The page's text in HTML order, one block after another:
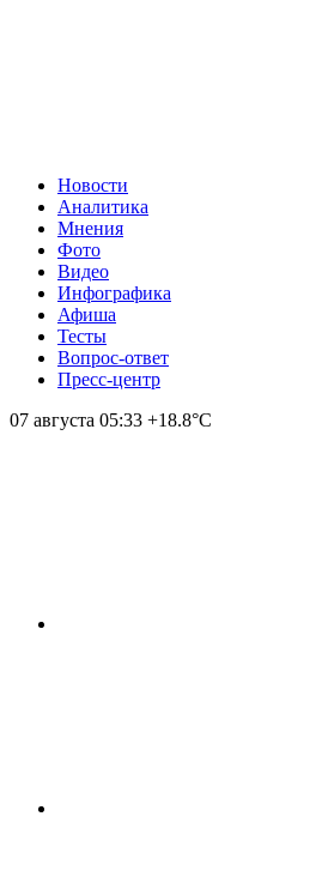
Новости
Аналитика
Мнения
Фото
Видео
Инфографика
Афиша
Тесты
Вопрос-ответ
Пресс-центр
07 августа 05:33 +18.8°С